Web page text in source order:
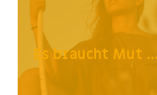
Es braucht Mut ...